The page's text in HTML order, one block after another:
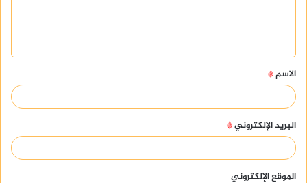
ق
*
الاسم*
البريد الإلكتروني*
الموقع الإلكتروني